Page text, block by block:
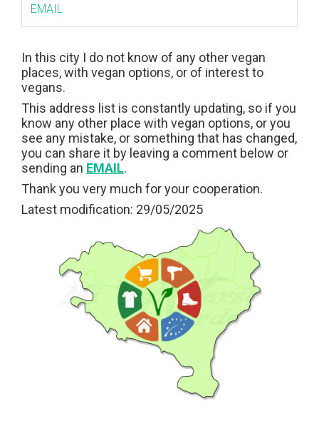
EMAIL
In this city I do not know of any other vegan
places, with vegan options, or of interest to
vegans.
This address list is constantly updating, so if you
know any other place with vegan options, or you
see any mistake, or something that has changed,
you can share it by leaving a comment below or
sending an EMAIL.
Thank you very much for your cooperation.
Latest modification: 29/05/2025